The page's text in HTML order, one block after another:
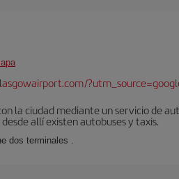
la ciudad mediante un servicio de
allí existen autobuses y taxis.
dos terminales .